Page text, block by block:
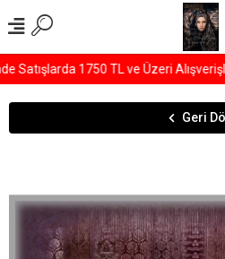
Satışlarda 1750 TL ve Üzeri
Geri